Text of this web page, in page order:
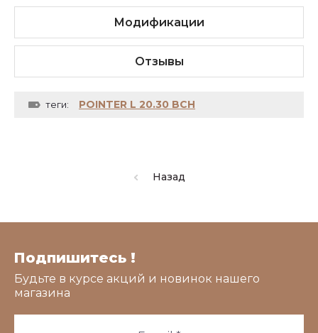
Модификации
Отзывы
теги: POINTER L 20.30 BCH
Назад
Подпишитесь !
Будьте в курсе акций и новинок нашего
магазина